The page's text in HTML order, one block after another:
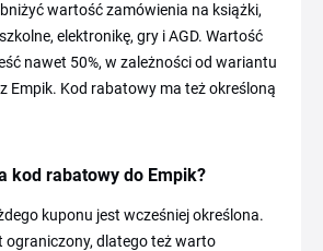
wartość zamówienia na książki,
elektronikę, gry i AGD. Wartość
nawet 50%, w zależności od wariantu
Empik. Kod rabatowy ma też określoną
kod rabatowy do Empik?
kuponu jest wcześniej określona.
ograniczony, dlatego też warto